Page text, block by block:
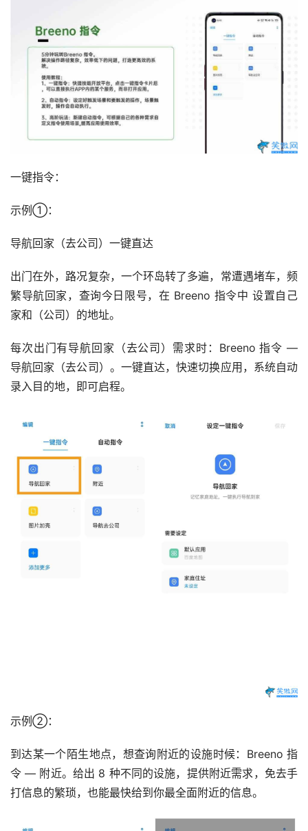
一键指令：
示例①：
导航回家（去公司）一键直达
出门在外，路况复杂，一个环岛转了多遍，常遭遇堵车，频
繁导航回家，查询今日限号，在 Breeno 指令中 设置自己
家和（公司）的地址。
每次出门有导航回家（去公司）需求时：Breeno 指令 —
导航回家（去公司）。一键直达，快速切换应用，系统自动
录入目的地，即可启程。
示例②：
到达某一个陌生地点，想查询附近的设施时候：Breeno 指
令 — 附近。给出 8 种不同的设施，提供附近需求，免去手
打信息的繁琐，也能最快给到你最全面附近的信息。